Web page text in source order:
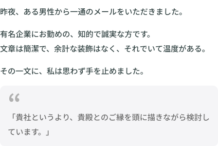
昨夜、ある男性から一通のメールをいただきました。
有名企業にお勤めの、知的で誠実な方です。
文章は簡潔で、余計な装飾はなく、それでいて温度がある。
その一文に、私は思わず手を止めました。
「貴社というより、貴殿とのご縁を頭に描きながら検討し
ています。」